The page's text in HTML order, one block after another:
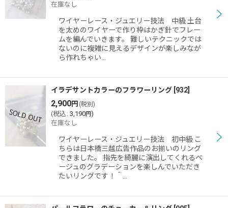
在庫なし
ワイヤーレース・ジュエリー技法 中級 土台
を太めのワイヤーで作り枠はかぎ針でフレー
ムを編んでいきます。 難しいテクニックでは
ないのに複雑に見えるデザインが楽しみなが
ら作れちゃい…
イラデサントカラーのフラワーリング 932
2,900円 (税別)
(税込 : 3,190円)
在庫なし
ワイヤーレース・ジュエリー技法 初中級 こ
ちらは日本橋三越広告作品のお揃いのリング
できました。 指先を綺麗に演出してくれるベ
ージュのグラデーションを楽しんでいただき
たいリングです！＾…